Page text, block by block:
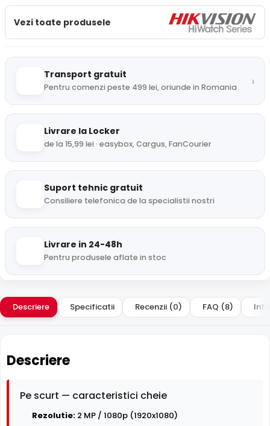
Vezi toate produsele
Transport gratuit
Pentru comenzi peste 499 lei, oriunde in Romania ›
Livrare la Locker
de la 15,99 lei · easybox, Cargus, FanCourier
Suport tehnic gratuit
Consiliere telefonica de la specialistii nostri
Livrare in 24-48h
Pentru produsele aflate in stoc
Descriere Specificatii Recenzii (0) FAQ (8)
Descriere
Pe scurt — caracteristici cheie
Rezolutie: 2 MP / 1080p (1920x1080)